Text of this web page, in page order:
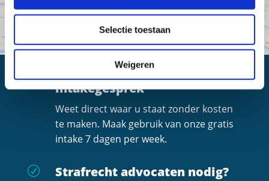
Selectie toestaan
Weigeren
Altijd een gratis
intakegesprek
Weet direct waar u staat zonder kosten
te maken. Maak gebruik van onze gratis
intake 7 dagen per week.
R Strafrecht advocaten nodig?